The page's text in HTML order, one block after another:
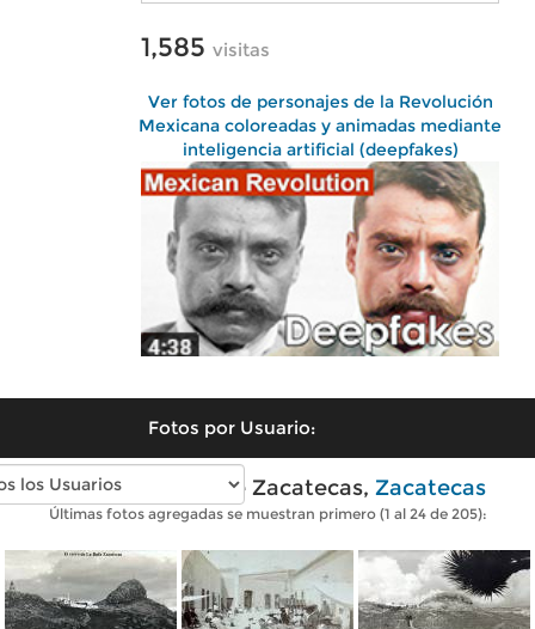
1,585 visitas
Ver fotos de personajes de la Revolución
Mexicana coloreadas y animadas mediante
inteligencia artificial (deepfakes)
Fotos por Usuario:
Fotos antiguas de Zacatecas, Zacatecas
Últimas fotos agregadas se muestran primero (1 al 24 de 205):